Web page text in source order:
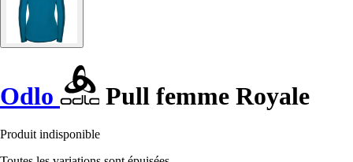
Odlo Pull femme Royale
Produit indisponible